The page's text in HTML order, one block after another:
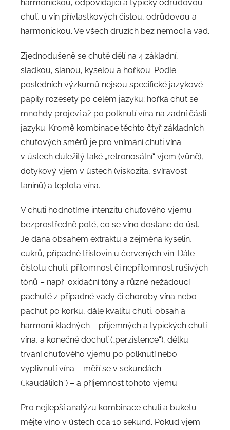
harmonickou, odpovídající a typicky odrůdovou
chuť, u vín přívlastkových čistou, odrůdovou a
harmonickou. Ve všech druzích bez nemocí a vad.
Zjednodušeně se chutě dělí na 4 základní,
sladkou, slanou, kyselou a hořkou. Podle
posledních výzkumů nejsou specifické jazykové
papily rozesety po celém jazyku; hořká chuť se
mnohdy projeví až po polknutí vína na zadní části
jazyku. Kromě kombinace těchto čtyř základních
chuťových směrů je pro vnímání chuti vína
v ústech důležitý také „retronosální“ vjem (vůně),
dotykový vjem v ústech (viskozita, svíravost
taninů) a teplota vína.
V chuti hodnotíme intenzitu chuťového vjemu
bezprostředně poté, co se víno dostane do úst.
Je dána obsahem extraktu a zejména kyselin,
cukrů, případně tříslovin u červených vín. Dále
čistotu chuti, přítomnost či nepřítomnost rušivých
tónů – např. oxidační tóny a různé nežádoucí
pachutě z případné vady či choroby vína nebo
pachuť po korku, dále kvalitu chuti, obsah a
harmonii kladných – příjemných a typických chutí
vína, a konečně dochuť („perzistence“), délku
trvání chuťového vjemu po polknutí nebo
vyplivnutí vína – měří se v sekundách
(„kaudáliích“) – a příjemnost tohoto vjemu.
Pro nejlepší analýzu kombinace chuti a buketu
mějte víno v ústech cca 10 sekund. Pokud vjem